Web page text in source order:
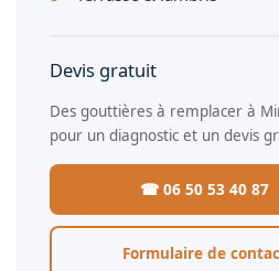
Devis gratuit
Des gouttières à remplacer à
pour un diagnostic et un devis
☎ 06 50 53 40 87
Formulaire de